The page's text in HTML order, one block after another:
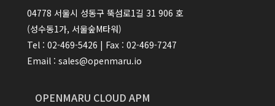
04778 서울시 성동구 뚝섬로1길 31 906 호
(성수동1가, 서울숲M타워)
Tel : 02-469-5426 | Fax : 02-469-7247
Email : sales@openmaru.io
OPENMARU CLOUD APM